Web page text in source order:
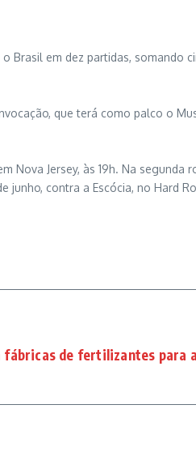
em dez partidas, somando
que terá como palco o
Nova Jersey, às 19h. Na segunda
contra a Escócia, no Hard
de fertilizantes para